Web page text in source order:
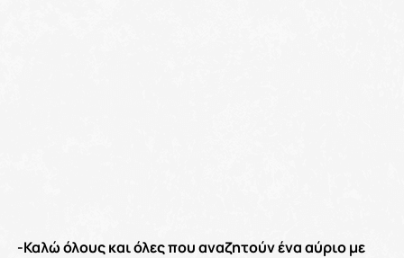
-Καλώ όλους και όλες που αναζητούν ένα αύριο με